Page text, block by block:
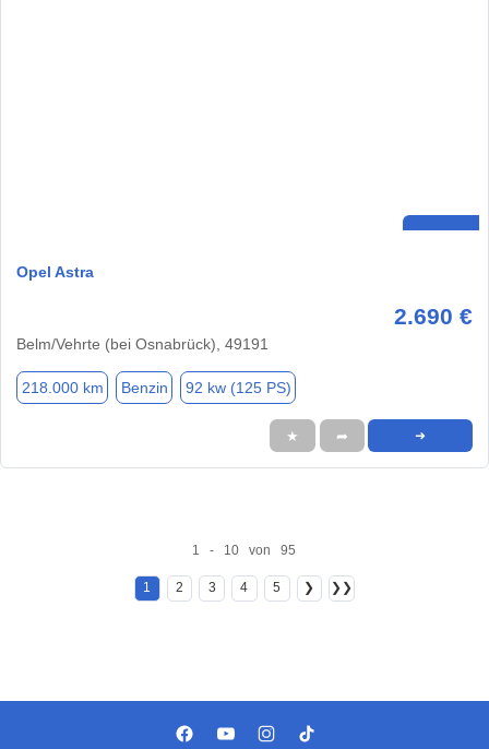
Opel Astra
2.690 €
Belm/Vehrte (bei Osnabrück), 49191
218.000 km Benzin 92 kw (125 PS)
★ ➦ ➜
1 - 10 von 95
1 2 3 4 5 ❯ ❯❯